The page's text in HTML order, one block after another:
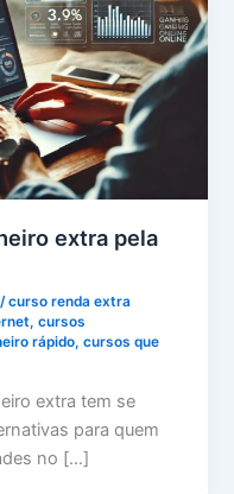
extra pela
/curso renda extra
,cursos
rápido,cursos que
extra tem se
para quem
no […]